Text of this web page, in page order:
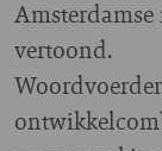
vertoond.